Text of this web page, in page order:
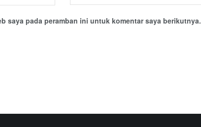
saya pada peramban ini untuk komentar saya berikutnya.